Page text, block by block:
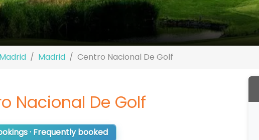
Madrid Centro Nacional De Golf
Nacional De Golf
· Frequently booked